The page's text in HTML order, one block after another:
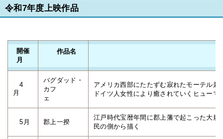
令和7年度上映作品
開催
月
作品名
4
月
バグダッド・
カフ
ェ
アメリカ西部にたたずむ寂れたモーテル
ドイツ人女性により癒されていくヒューマ
5月 郡上一揆
江戸時代宝暦年間に郡上藩で起こった大
民の側から描く